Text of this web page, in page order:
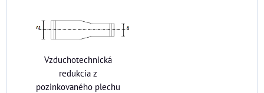
Vzduchotechnická
redukcia z
pozinkovaného plechu